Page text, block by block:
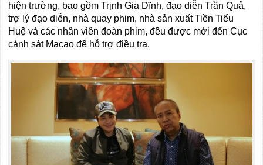
hiện trường, bao gồm Trịnh Gia Dĩnh, đạo diễn Trần Quả,
trợ lý đạo diễn, nhà quay phim, nhà sản xuất Tiền Tiểu
Huệ và các nhân viên đoàn phim, đều được mời đến Cục
cảnh sát Macao để hỗ trợ điều tra.